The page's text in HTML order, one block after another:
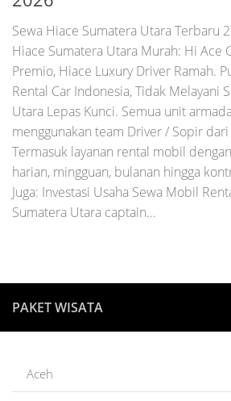
Sewa Hiace Sumatera Utara Terbaru
Hiace Sumatera Utara Murah: Hi Ace
Premio, Hiace Luxury Driver Ramah.
Rental Car Indonesia, Tidak Melayani
Utara Lepas Kunci. Semua unit
menggunakan team Driver / Sopir
Termasuk layanan rental mobil
harian, mingguan, bulanan hingga
Juga: Investasi Usaha Sewa Mobil
Sumatera Utara captain...
PAKET WISATA
Aceh